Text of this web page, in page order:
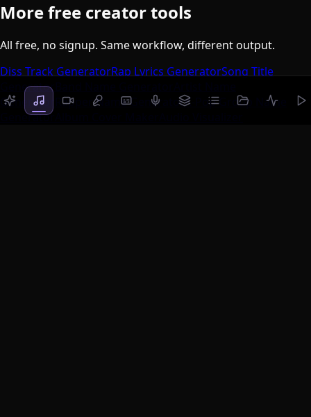
More free creator tools
All free, no signup. Same workflow, different output.
Diss Track GeneratorRap Lyrics GeneratorSong Title
Generator
Generator
Rapper Name GeneratorK-Pop Group Name
Generator